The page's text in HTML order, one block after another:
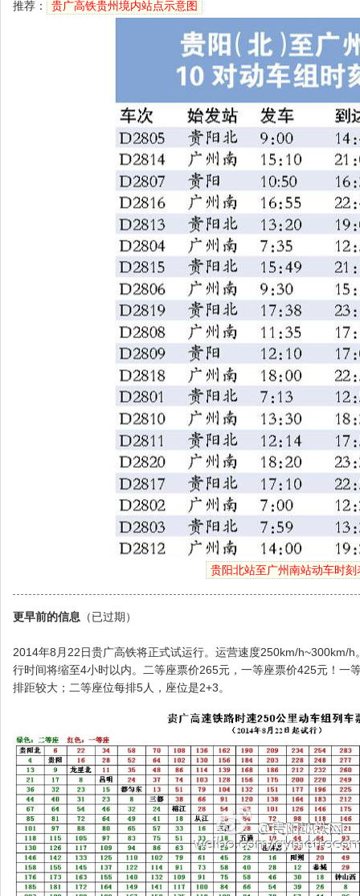
推荐： 贵广高铁贵州境内站点示意图
贵阳北站至广州南站动车时刻
更早前的信息 （已过期）
2014年8月22日贵广高铁将正式试运行。运营速度250km/h~300km/
行时间将缩至4小时以内。二等座票价265元，一等座票价425元！一
排距较大；二等座位每排5人，座位是2+3。